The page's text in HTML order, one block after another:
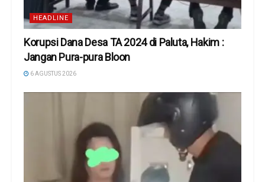
HEADLINE
Korupsi Dana Desa TA 2024 di Paluta, Hakim :
Jangan Pura-pura Bloon
6 AGUSTUS 2026